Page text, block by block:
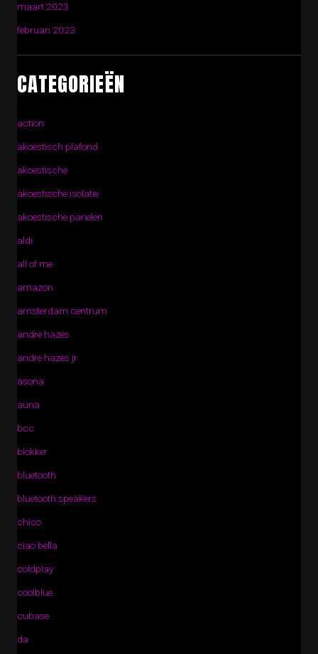
maart 2023
februari 2023
CATEGORIEËN
action
akoestisch plafond
akoestische
akoestische isolatie
akoestische panelen
aldi
all of me
amazon
amsterdam centrum
andre hazes
andre hazes jr
asona
auna
bcc
blokker
bluetooth
bluetooth speakers
chico
ciao bella
coldplay
coolblue
cubase
da